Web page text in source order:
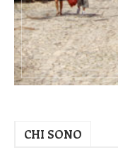
CHI SONO